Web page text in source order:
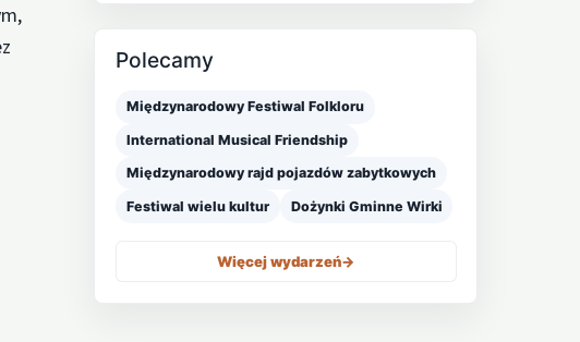
Polecamy
Międzynarodowy Festiwal Folkloru
International Musical Friendship
Międzynarodowy rajd pojazdów zabytkowych
Festiwal wielu kultur Dożynki Gminne Wirki
Więcej wydarzeń->